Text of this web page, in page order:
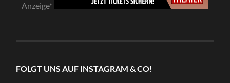
Anzeige*
FOLGT UNS AUF INSTAGRAM & CO!